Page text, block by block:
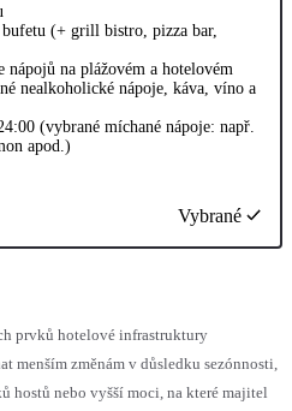
(+ grill bistro, pizza bar,
nápojů na plážovém a hotelovém
nealkoholické nápoje, káva, víno a
(vybrané míchané nápoje: např.
apod.)
Vybrané
prvků hotelové infrastruktury
menším změnám v důsledku sezónnosti,
hostů nebo vyšší moci, na které majitel